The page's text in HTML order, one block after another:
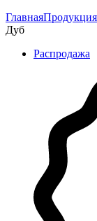
ГлавнаяПродукция
Дуб
Распродажа